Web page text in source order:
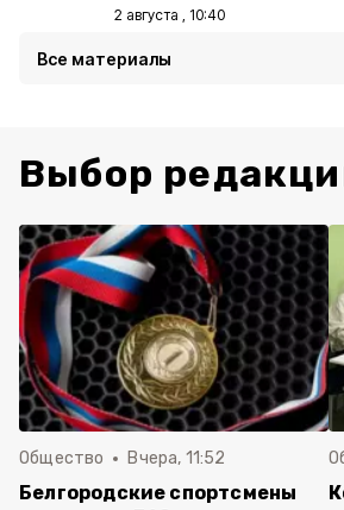
2 августа , 10:40
Все материалы
Выбор
Общество Вчера, 11:52
Белгородские спортсмены